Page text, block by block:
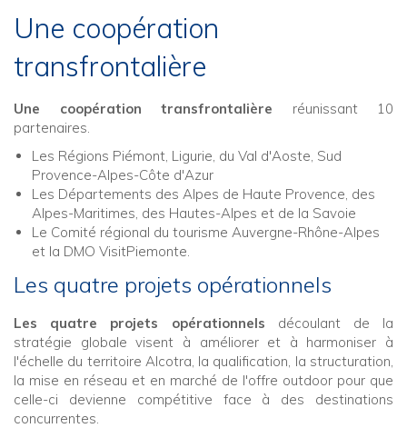
Une coopération
transfrontalière
Une coopération transfrontalière réunissant 10
partenaires.
Les Régions Piémont, Ligurie, du Val d'Aoste, Sud
Provence-Alpes-Côte d'Azur
Les Départements des Alpes de Haute Provence, des
Alpes-Maritimes, des Hautes-Alpes et de la Savoie
Le Comité régional du tourisme Auvergne-Rhône-Alpes
et la DMO VisitPiemonte.
Les quatre projets opérationnels
Les quatre projets opérationnels découlant de la
stratégie globale visent à améliorer et à harmoniser à
l'échelle du territoire Alcotra, la qualification, la structuration,
la mise en réseau et en marché de l'offre outdoor pour que
celle-ci devienne compétitive face à des destinations
concurrentes.